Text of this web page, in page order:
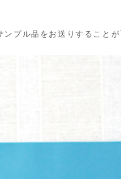
プル品をお送りすることが